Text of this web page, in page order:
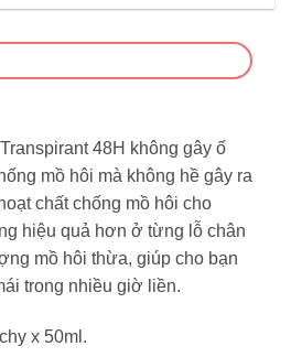
48H không gây ố
mồ hôi mà không hề gây ra
chất chống mồ hôi cho
hiệu quả hơn ở từng lỗ chân
mồ hôi thừa, giúp cho bạn
trong nhiều giờ liền.
x 50ml.